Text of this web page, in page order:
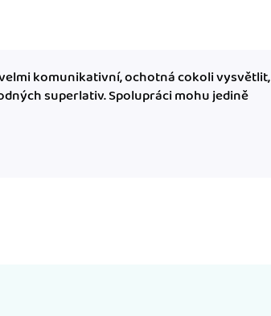
komunikativní, ochotná cokoli vysvětlit,
superlativ. Spolupráci mohu jedině